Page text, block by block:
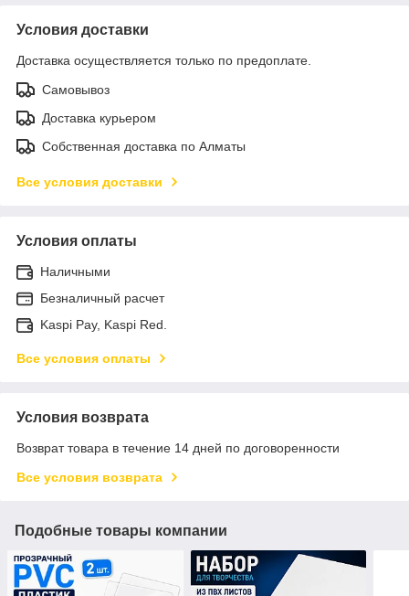
Условия доставки
Доставка осуществляется только по предоплате.
Самовывоз
Доставка курьером
Собственная доставка по Алматы
Все условия доставки
Условия оплаты
Наличными
Безналичный расчет
Kaspi Pay, Kaspi Red.
Все условия оплаты
Условия возврата
Возврат товара в течение 14 дней по договоренности
Все условия возврата
Подобные товары компании